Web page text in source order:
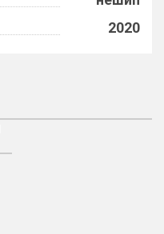
2020